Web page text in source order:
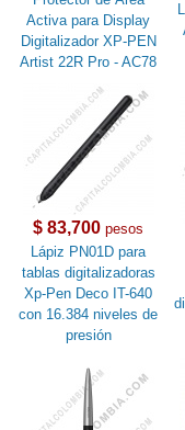
Activa para Display
Digitalizador XP-PEN
Artist 22R Pro - AC78
$ 83,700 pesos
Lápiz PN01D para
tablas digitalizadoras
Xp-Pen Deco IT-640
con 16.384 niveles de
presión